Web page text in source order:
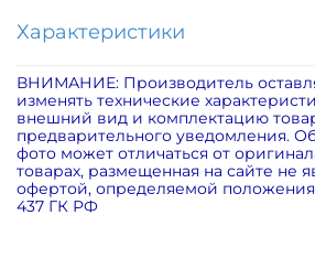
Характеристики
ВНИМАНИЕ: Производитель
изменять технические
внешний вид и комплектацию
предварительного уведомления.
фото может отличаться от
товарах, размещенная на сайте не
офертой, определяемой
437 ГК РФ